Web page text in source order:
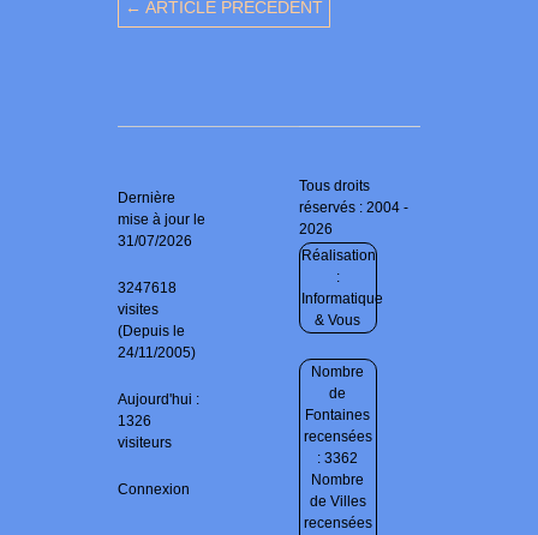
← ARTICLE PRÉCÉDENT
Dernière
mise à jour le
31/07/2026
3247618
visites
(Depuis le
24/11/2005)
Aujourd'hui :
1326
visiteurs
Connexion
Tous droits
réservés : 2004 -
2026
Réalisation
:
Informatique
& Vous
Nombre
de
Fontaines
recensées
: 3362
Nombre
de Villes
recensées